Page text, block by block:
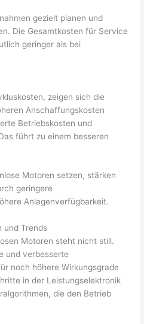
gezielt planen und
Die Gesamtkosten für Service
geringer als bei
zeigen sich die
Anschaffungskosten
Betriebskosten und
führt zu einem besseren
Motoren setzen, stärken
geringere
Anlagenverfügbarkeit.
und Trends
Motoren steht nicht still.
und verbesserte
noch höhere Wirkungsgrade
in der Leistungselektronik
die den Betrieb